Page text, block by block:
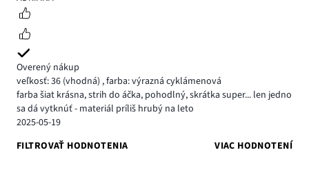
Overený nákup
veľkosť: 36 (vhodná) ,farba: výrazná cyklámenová
farba šiat krásna, strih do áčka, pohodlný, skrátka super... len jedno
sa dá vytknúť - materiál príliš hrubý na leto
2025-05-19
FILTROVAŤ HODNOTENIA
VIAC HODNOTENÍ